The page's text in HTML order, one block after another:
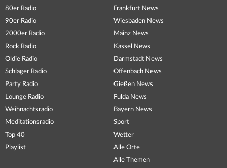
80er Radio
90er Radio
2000er Radio
Rock Radio
Oldie Radio
Schlager Radio
Party Radio
Lounge Radio
Weihnachtsradio
Meditationsradio
Top 40
Playlist
Frankfurt News
Wiesbaden News
Mainz News
Kassel News
Darmstadt News
Offenbach News
Gießen News
Fulda News
Bayern News
Sport
Wetter
Alle Orte
Alle Themen